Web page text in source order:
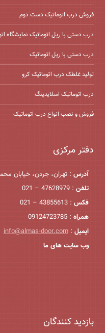
فروش درب اتوماتیک دست دوم
درب دستی با ریل اتوماتیک نمایشگاه
درب دستی با ریل اتوماتیک
تولید غلطک درب اتوماتیک کرو
درب اتوماتیک اسلایدینگ
فروش و نصب انواع درب اتوماتیک
دفتر مرکزی
آدرس : تهران، جردن، خیابان محمد
تلفن : 47628979 – 021
فکس : 43855613 – 021
همراه : 09124723785
ایمیل :
info@almas-door.com
وب سایت های ما
بازدید کنندگان